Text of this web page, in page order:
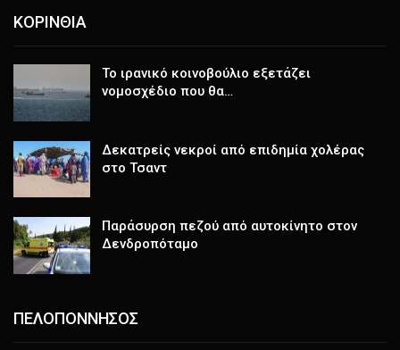
ΚΟΡΙΝΘΙΑ
Το ιρανικό κοινοβούλιο εξετάζει
νομοσχέδιο που θα…
Δεκατρείς νεκροί από επιδημία χολέρας
στο Τσαντ
Παράσυρση πεζού από αυτοκίνητο στον
Δενδροπόταμο
ΠΕΛΟΠΟΝΝΗΣΟΣ